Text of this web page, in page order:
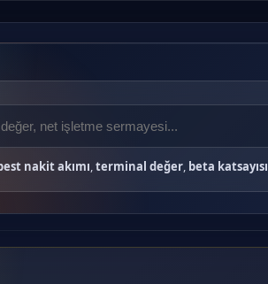
nakit akımı,terminal değer, beta katsayısı